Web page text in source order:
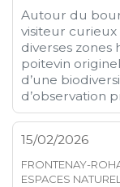
Autour du
visiteur
diverses zones
poitevin
d’une
d’observation
15/02/2026
FRONTENAY-
ESPACES